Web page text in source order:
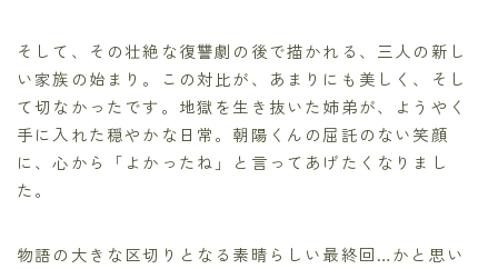
そして、その壮絶な復讐劇の後で描かれる、三人の新し
い家族の始まり。この対比が、あまりにも美しく、そし
て切なかったです。地獄を生き抜いた姉弟が、ようやく
手に入れた穏やかな日常。朝陽くんの屈託のない笑顔
に、心から「よかったね」と言ってあげたくなりまし
た。
物語の大きな区切りとなる素晴らしい最終回…かと思い